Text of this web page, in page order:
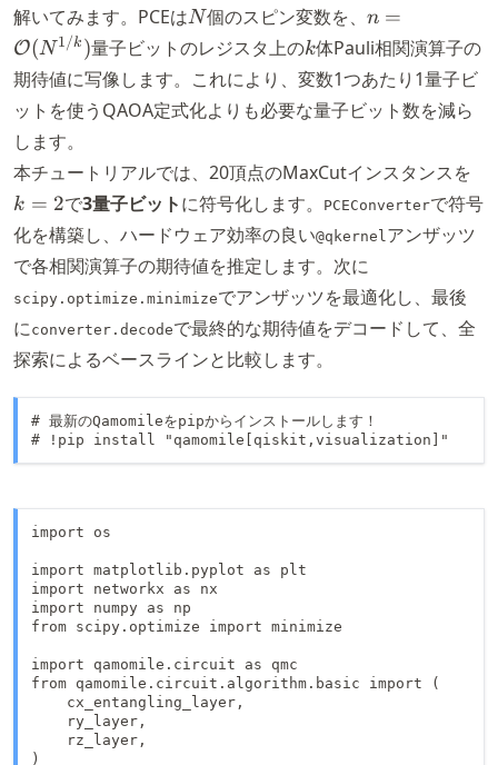
解いてみます。PCEはN
N個のスピン変数を、n =
\mathcal{O}
(N^{1/k})
n =
O(N1/k )量子ビットのレジスタ上のk
k体Pauli相関演算子の
期待値に写像します。これにより、変数1つあたり1量子ビ
ットを使うQAOA定式化よりも必要な量子ビット数を減ら
します。
本チュートリアルでは、20頂点のMaxCutインスタンスを
=
2
k = 2で3量子ビットに符号化します。 PCEConverterで符号
化を構築し、ハードウェア効率の良い@qkernelアンザッツ
で各相関演算子の期待値を推定します。次に
scipy.optimize.minimizeでアンザッツを最適化し、最後
にconverter.decodeで最終的な期待値をデコードして、全
探索によるベースラインと比較します。
# 最新のQamomileをpipからインストールします！
# !pip install "qamomile[qiskit,visualization]"
import os
import matplotlib.pyplot as plt
import networkx as nx
import numpy as np
from scipy.optimize import minimize
import qamomile.circuit as qmc
from qamomile.circuit.algorithm.basic import (
    cx_entangling_layer,
    ry_layer,
    rz_layer,
)